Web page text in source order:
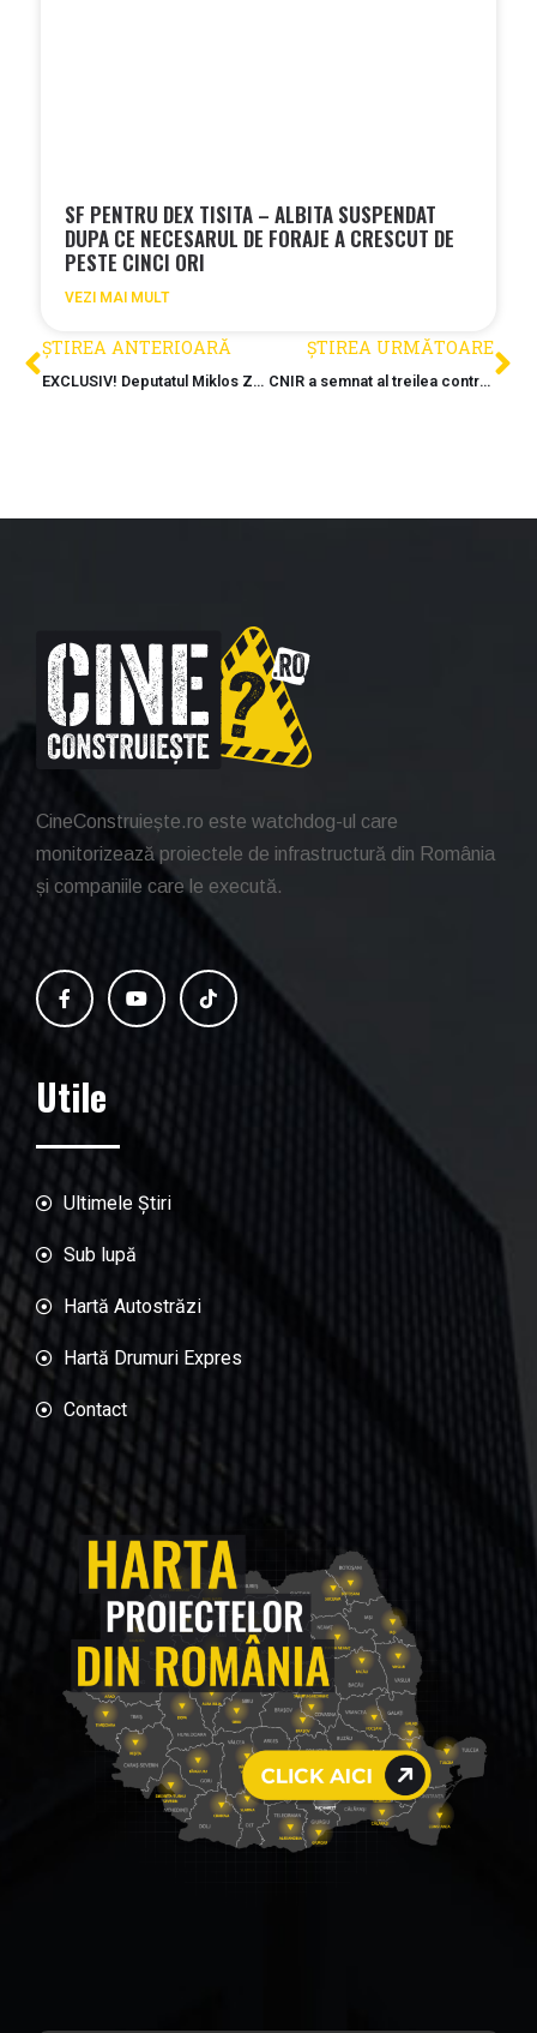
SF PENTRU DEX TISITA – ALBITA SUSPENDAT
DUPA CE NECESARUL DE FORAJE A CRESCUT DE
PESTE CINCI ORI
VEZI MAI MULT
ȘTIREA ANTERIOARĂ
EXCLUSIV! Deputatul Miklos Zoltan, către Ministerul Finanțelor: Cine urmărește contractele de achiziţii publice cu valoare mare atribuite firmelor de construcții din Turcia?
ȘTIREA URMĂTOARE
CNIR a semnat al treilea contract de supervizare pe A8: lotul montan Grinties – Pipirig intra in faza de proiectare
CineConstruiește.ro este watchdog-ul care
monitorizează proiectele de infrastructură din România
și companiile care le execută.
Utile
Ultimele Știri
Sub lupă
Hartă Autostrăzi
Hartă Drumuri Expres
Contact